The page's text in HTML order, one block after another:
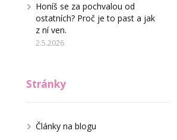
Honíš se za pochvalou od
ostatních? Proč je to past a jak
z ní ven.
2.5.2026
Stránky
Články na blogu